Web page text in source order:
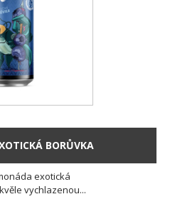
BORŮVKA
exotická
vychlazenou...